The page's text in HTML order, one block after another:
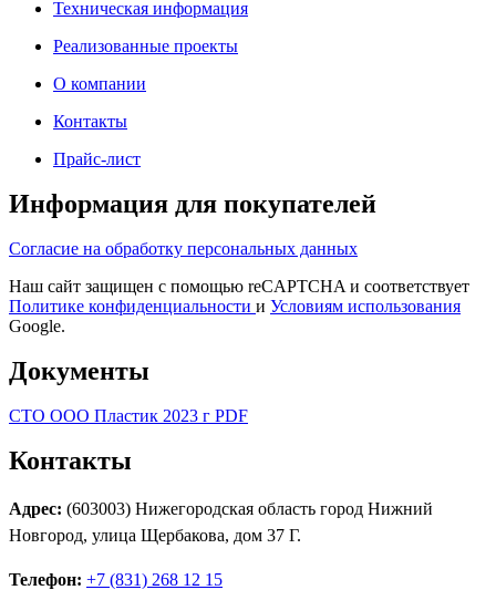
Техническая информация
Реализованные проекты
О компании
Контакты
Прайс-лист
Информация для покупателей
Согласие на обработку персональных данных
Наш сайт защищен с помощью reCAPTCHA и соответствует
Политике конфиденциальности и Условиям использования
Google.
Документы
СТО ООО Пластик 2023 г PDF
Контакты
Адрес: (603003) Нижегородская область город Нижний
Новгород, улица Щербакова, дом 37 Г.
Телефон: +7 (831) 268 12 15